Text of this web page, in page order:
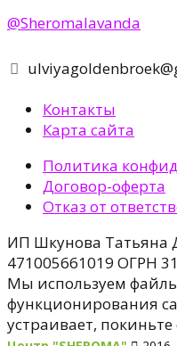
@Sheromalavanda
Контакты
Карта сайта
Политика
Договор-оферта
Отказ от
ИП Шкунова
471005661019 ОГРН
Мы используем
функционирования
устраивает, покиньте